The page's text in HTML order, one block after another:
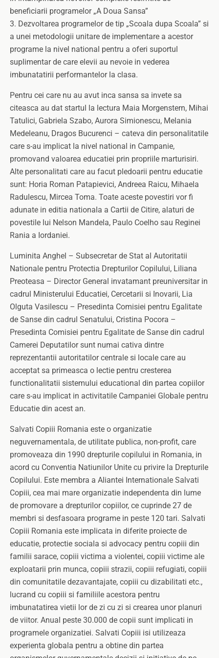
beneficiarii programelor „A Doua Sansa”
3. Dezvoltarea programelor de tip „Scoala dupa Scoala” si
a unei metodologii unitare de implementare a acestor
programe la nivel national pentru a oferi suportul
suplimentar de care elevii au nevoie in vederea
imbunatatirii performantelor la clasa.
Pentru cei care nu au avut inca sansa sa invete sa
citeasca au dat startul la lectura Maia Morgenstern, Mihai
Tatulici, Gabriela Szabo, Aurora Simionescu, Melania
Medeleanu, Dragos Bucurenci – cateva din personalitatile
care s-au implicat la nivel national in Campanie,
promovand valoarea educatiei prin propriile marturisiri.
Alte personalitati care au facut pledoarii pentru educatie
sunt: Horia Roman Patapievici, Andreea Raicu, Mihaela
Radulescu, Mircea Toma. Toate aceste povestiri vor fi
adunate in editia nationala a Cartii de Citire, alaturi de
povestile lui Nelson Mandela, Paulo Coelho sau Reginei
Rania a Iordaniei.
Luminita Anghel – Subsecretar de Stat al Autoritatii
Nationale pentru Protectia Drepturilor Copilului, Liliana
Preoteasa – Director General invatamant preuniversitar in
cadrul Ministerului Educatiei, Cercetarii si Inovarii, Lia
Olguta Vasilescu – Presedinta Comisiei pentru Egalitate
de Sanse din cadrul Senatului, Cristina Pocora –
Presedinta Comisiei pentru Egalitate de Sanse din cadrul
Camerei Deputatilor sunt numai cativa dintre
reprezentantii autoritatilor centrale si locale care au
acceptat sa primeasca o lectie pentru cresterea
functionalitatii sistemului educational din partea copiilor
care s-au implicat in activitatile Campaniei Globale pentru
Educatie din acest an.
Salvati Copiii Romania este o organizatie
neguvernamentala, de utilitate publica, non-profit, care
promoveaza din 1990 drepturile copilului in Romania, in
acord cu Conventia Natiunilor Unite cu privire la Drepturile
Copilului. Este membra a Aliantei Internationale Salvati
Copiii, cea mai mare organizatie independenta din lume
de promovare a drepturilor copiilor, ce cuprinde 27 de
membri si desfasoara programe in peste 120 tari. Salvati
Copiii Romania este implicata in diferite proiecte de
educatie, protectie sociala si advocacy pentru copiii din
familii sarace, copiii victima a violentei, copiii victime ale
exploatarii prin munca, copiii strazii, copiii refugiati, copiii
din comunitatile dezavantajate, copiii cu dizabilitati etc.,
lucrand cu copiii si familiile acestora pentru
imbunatatirea vietii lor de zi cu zi si crearea unor planuri
de viitor. Anual peste 30.000 de copii sunt implicati in
programele organizatiei. Salvati Copiii isi utilizeaza
experienta globala pentru a obtine din partea